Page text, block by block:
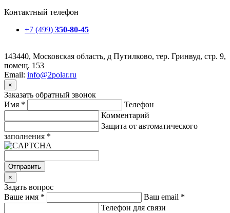
Контактный телефон
+7 (499) 350-80-45
143440, Московская область, д Путилково, тер. Гринвуд, стр. 9,
помещ. 153
Email: info@2polar.ru
×
Заказать обратный звонок
Имя *
Телефон
Комментарий
Защита от автоматического
заполнения *
Отправить
×
Задать вопрос
Ваше имя * Ваш email *
Телефон для связи